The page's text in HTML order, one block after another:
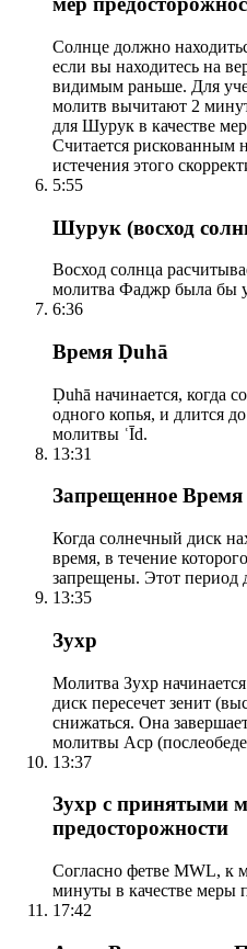
Солнце должно
если вы находитесь на
видимым раньше. Для
молитв вычитают 2
для Шурук в качестве
Считается рискованным
истечения этого
5:55
Шурук (восход
Восход солнца
молитва Фаджр была бы
6:36
Время Ḍuhā
Ḍuhā начинается, когда
одного копья, и длится
молитвы ʿĪd.
13:31
Запрещенное
Когда солнечный диск
время, в течение
запрещены. Этот период
13:35
Зухр
Молитва Зухр
диск пересечет зенит
снижаться. Она
молитвы Аср
13:37
Зухр с принятыми
предосторожности
Согласно фетве MWL, к
минуты в качестве меры
17:42